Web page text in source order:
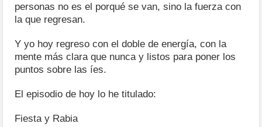
personas no es el porqué se van, sino la fuerza con
la que regresan.
Y yo hoy regreso con el doble de energía, con la
mente más clara que nunca y listos para poner los
puntos sobre las íes.
El episodio de hoy lo he titulado:
Fiesta y Rabia